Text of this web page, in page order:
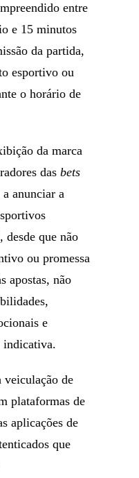
entre
e 15 minutos
da partida,
esportivo ou
o horário de
da marca
dasbets
a anunciar a
desde que não
ou promessa
apostas, não
e
indicativa.
veiculação de
plataformas de
aplicações de
que